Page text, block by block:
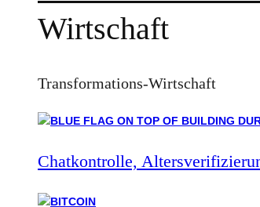
Wirtschaft
Transformations-Wirtschaft
Chatkontrolle,